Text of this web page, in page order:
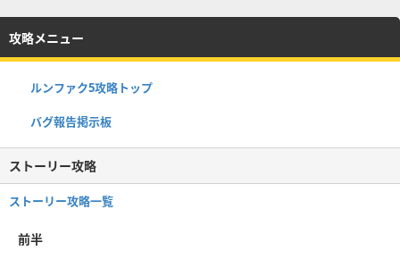
攻略メニュー
ルンファク5攻略トップ
バグ報告掲示板
ストーリー攻略
ストーリー攻略一覧
前半